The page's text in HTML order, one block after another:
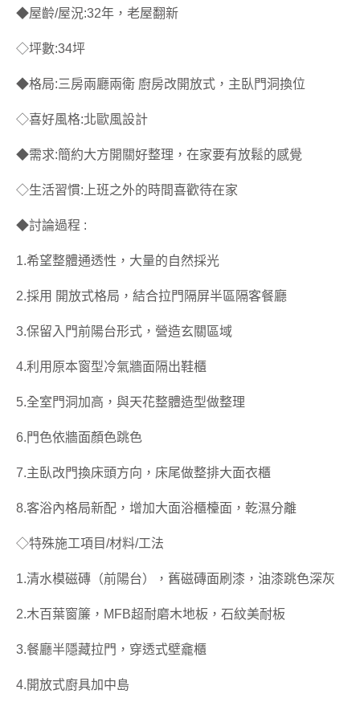
◆屋齡/屋況:32年，老屋翻新
◇坪數:34坪
◆格局:三房兩廳兩衛 廚房改開放式，主臥門洞換位
◇喜好風格:北歐風設計
◆需求:簡約大方開關好整理，在家要有放鬆的感覺
◇生活習慣:上班之外的時間喜歡待在家
◆討論過程 :
1.希望整體通透性，大量的自然採光
2.採用 開放式格局，結合拉門隔屏半區隔客餐廳
3.保留入門前陽台形式，營造玄關區域
4.利用原本窗型冷氣牆面隔出鞋櫃
5.全室門洞加高，與天花整體造型做整理
6.門色依牆面顏色跳色
7.主臥改門換床頭方向，床尾做整排大面衣櫃
8.客浴內格局新配，增加大面浴櫃檯面，乾濕分離
◇特殊施工項目/材料/工法
1.清水模磁磚（前陽台），舊磁磚面刷漆，油漆跳色深灰
2.木百葉窗簾，MFB超耐磨木地板，石紋美耐板
3.餐廳半隱藏拉門，穿透式壁龕櫃
4.開放式廚具加中島